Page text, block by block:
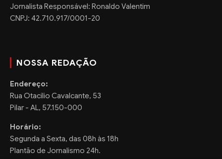
Jornalista Responsável: Ronaldo Valentim
CNPJ: 42.710.917/0001-20
NOSSA REDAÇÃO
Endereço:
Rua Otacilio Cavalcante, 53
Pilar - AL, 57.150-000
Horário:
Segunda a Sexta, das 08h às 18h
Plantão de Jornalismo 24h.